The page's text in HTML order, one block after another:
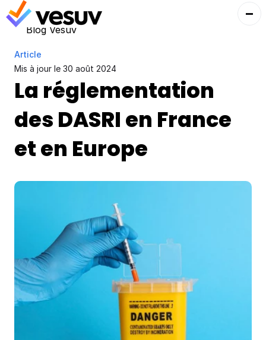
Blog Vesuv
Article
Mis à jour le 30 août 2024
La réglementation
des DASRI en France
et en Europe